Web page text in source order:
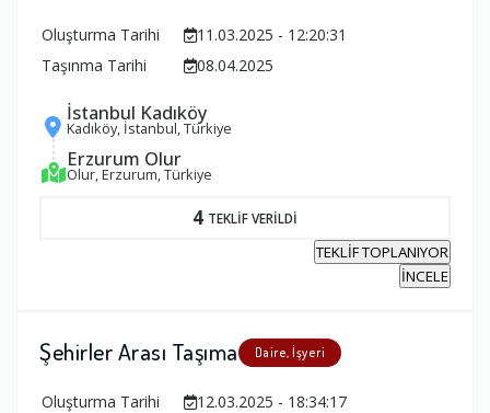
Oluşturma Tarihi
11.03.2025 - 12:20:31
Taşınma Tarihi
08.04.2025
İstanbul Kadıköy
Kadıköy, İstanbul, Türkiye
Erzurum Olur
Olur, Erzurum, Türkiye
4 TEKLİF VERİLDİ
TEKLİF TOPLANIYOR
İNCELE
Şehirler Arası Taşıma Daire, İşyeri
Oluşturma Tarihi
12.03.2025 - 18:34:17